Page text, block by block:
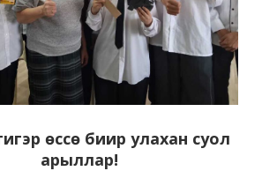
өссө биир улахан суол
арыллар!